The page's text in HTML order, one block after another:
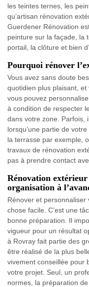
les teintes ternes, les
qu’artisan rénovation
Guerdener Rénovation
peinture sur la façade, la
portail, la clôture et bien
Pourquoi rénover
Vous avez sans doute
quotidien plus plaisant, et
vous pouvez
à condition de respecter
dans votre zone. Parfois,
lorsqu’une partie de
la terrasse par exemple,
travaux de rénovation
pas à prendre contact
Rénovation
organisation à
Rénover et personnaliser
chose facile. C’est une
bonne préparation. Il
vigueur pour un résultat
à Rovray fait partie des
être réalisé de la plus
vivement conseillée pour
votre projet. Seul, un
normes, la préparation